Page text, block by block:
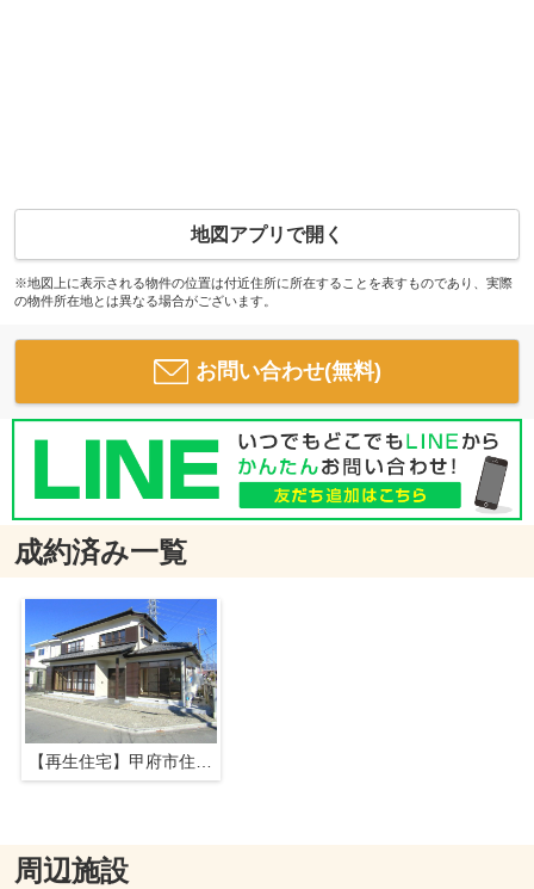
地図アプリで開く
※地図上に表示される物件の位置は付近住所に所在することを表すものであり、実際
の物件所在地とは異なる場合がございます。
お問い合わせ(無料)
成約済み一覧
周辺施設